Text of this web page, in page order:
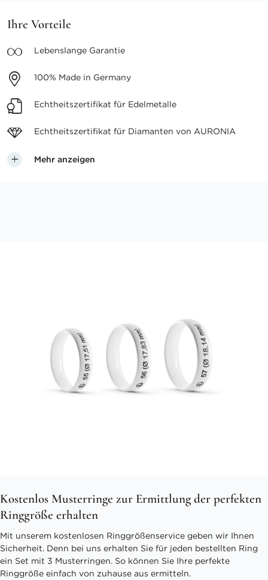
Ihre Vorteile
Lebenslange Garantie
100% Made in Germany
Echtheitszertifikat für Edelmetalle
Echtheitszertifikat für Diamanten von AURONIA
Mehr anzeigen
Kostenlos Musterringe zur Ermittlung der perfekten
Ringgröße erhalten
Mit unserem kostenlosen Ringgrößenservice geben wir Ihnen
Sicherheit. Denn bei uns erhalten Sie für jeden bestellten Ring
ein Set mit 3 Musterringen. So können Sie Ihre perfekte
Ringgröße einfach von zuhause aus ermitteln.